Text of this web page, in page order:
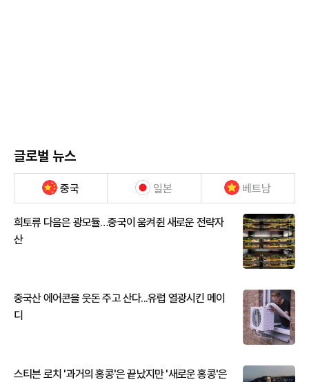
글로벌 뉴스
중국 일본 베트남
희토류 다음은 광모듈…중국이 움켜쥔 새로운 전략자
산
중국산 에어콘을 웃돈 주고 산다...유럽 열광시킨 메이
디
스티븐 로치 '과거의 홍콩'은 끝났지만 '새로운 홍콩'은